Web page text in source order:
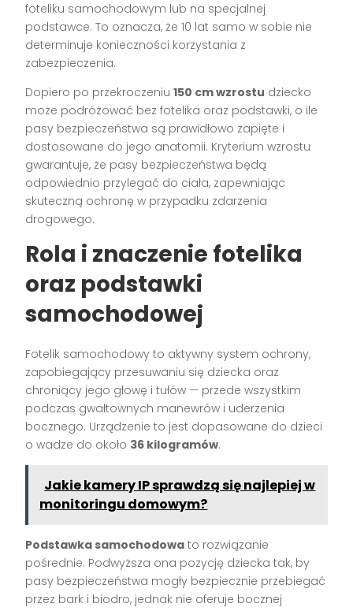
foteliku samochodowym lub na specjalnej
podstawce. To oznacza, że 10 lat samo w sobie nie
determinuje konieczności korzystania z
zabezpieczenia.
Dopiero po przekroczeniu150 cm wzrostu dziecko
może podróżować bez fotelika oraz podstawki, o ile
pasy bezpieczeństwa są prawidłowo zapięte i
dostosowane do jego anatomii. Kryterium wzrostu
gwarantuje, że pasy bezpieczeństwa będą
odpowiednio przylegać do ciała, zapewniając
skuteczną ochronę w przypadku zdarzenia
drogowego.
Rola i znaczenie fotelika
oraz podstawki
samochodowej
Fotelik samochodowy to aktywny system ochrony,
zapobiegający przesuwaniu się dziecka oraz
chroniący jego głowę i tułów — przede wszystkim
podczas gwałtownych manewrów i uderzenia
bocznego. Urządzenie to jest dopasowane do dzieci
o wadze do około 36 kilogramów.
Jakie kamery IP sprawdzą się najlepiej w
monitoringu domowym?
Podstawka samochodowa to rozwiązanie
pośrednie. Podwyższa ona pozycję dziecka tak, by
pasy bezpieczeństwa mogły bezpiecznie przebiegać
przez bark i biodro, jednak nie oferuje bocznej